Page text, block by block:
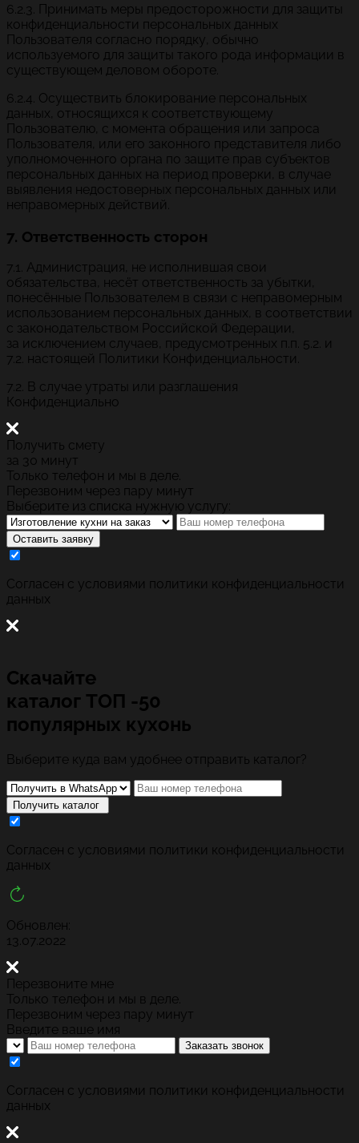
6.2.3. Принимать меры предосторожности для защиты
конфиденциальности персональных данных
Пользователя согласно порядку, обычно
используемого для защиты такого рода информации в
существующем деловом обороте.
6.2.4. Осуществить блокирование персональных
данных, относящихся к соответствующему
Пользователю, с момента обращения или запроса
Пользователя, или его законного представителя либо
уполномоченного органа по защите прав субъектов
персональных данных на период проверки, в случае
выявления недостоверных персональных данных или
неправомерных действий.
7. Ответственность сторон
7.1. Администрация, не исполнившая свои
обязательства, несёт ответственность за убытки,
понесённые Пользователем в связи с неправомерным
использованием персональных данных, в соответствии
с законодательством Российской Федерации,
за исключением случаев, предусмотренных п.п. 5.2. и
7.2. настоящей Политики Конфиденциальности.
7.2. В случае утраты или разглашения
Конфиденциально
Получить смету
за 30 минут
Только телефон и мы в деле.
Перезвоним через пару минут
Выберите из списка нужную услугу:
Оставить заявку
Cогласен с условиями политики конфиденциальности
данных
Скачайте
каталог ТОП -50
популярных кухонь
Выберите куда вам удобнее отправить каталог?
Получить каталог
Cогласен с условиями политики конфиденциальности
данных
Обновлен:
13.07.2022
Перезвоните мне
Только телефон и мы в деле.
Перезвоним через пару минут
Введите ваше имя
Заказать звонок
Cогласен с условиями политики конфиденциальности
данных